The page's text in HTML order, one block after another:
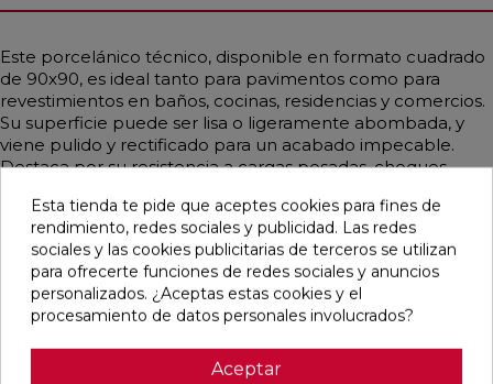
Este porcelánico técnico, disponible en formato cuadrado
de 90x90, es ideal tanto para pavimentos como para
revestimientos en baños, cocinas, residencias y comercios.
Su superficie puede ser lisa o ligeramente abombada, y
viene pulido y rectificado para un acabado impecable.
Destaca por su resistencia a cargas pesadas, choques
extremadamente duradero. Además, es fácil de instalar y
limpiar. Su estilo contemporáneo, industrial, rústico,
artesanal y vintage, con un diseño que simula piedra en
tonos crema, lo convierte en una opción versátil y
elegante para cualquier espacio.
Esta tienda te pide que aceptes cookies para fines de
rendimiento, redes sociales y publicidad. Las redes
sociales y las cookies publicitarias de terceros se utilizan
para ofrecerte funciones de redes sociales y anuncios
personalizados. ¿Aceptas estas cookies y el
procesamiento de datos personales involucrados?
Aceptar